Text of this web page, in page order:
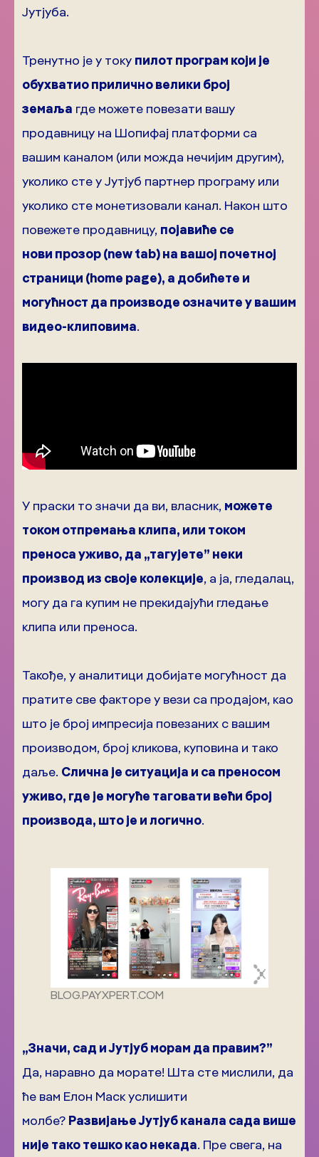
Јутјуба.
Тренутно је у току пилот програм који је
обухватио прилично велики број
земаља где можете повезати вашу
продавницу на Шопифај платформи са
вашим каналом (или можда нечијим другим),
уколико сте у Јутјуб партнер програму или
уколико сте монетизовали канал. Након што
повежете продавницу, појавиће се
нови прозор (newtab) на вашој почетној
страници (home page), а добићете и
могућност да производе означите у вашим
видео-клиповима.
У праски то значи да ви, власник, можете
током отпремања клипа, или током
преноса уживо, да „тагујете” неки
производ из своје колекције, а ја, гледалац,
могу да га купим не прекидајући гледање
клипа или преноса.
Такође, у аналитици добијате могућност да
пратите све факторе у вези са продајом, као
што је број импресија повезаних с вашим
производом, број кликова, куповина и тако
даље. Слична је ситуација и са преносом
уживо, где је могуће таговати већи број
производа, што је и логично.
BLOG.PAYXPERT.COM
„Значи, сад и Јутјуб морам да правим?”
Да, наравно да морате! Шта сте мислили, да
ће вам Елон Маск услишити
молбе? Развијање Јутјуб канала сада више
није тако тешко као некада. Пре свега, на